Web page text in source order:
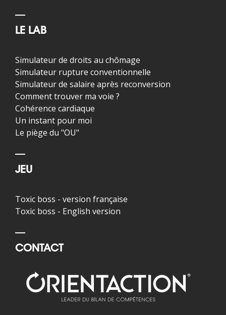
LE LAB
Simulateur de droits au chômage
Simulateur rupture conventionnelle
Simulateur de salaire après reconversion
Comment trouver ma voie ?
Cohérence cardiaque
Un instant pour moi
Le piège du "OU"
JEU
Toxic boss - version française
Toxic boss - English version
CONTACT